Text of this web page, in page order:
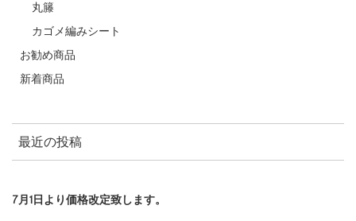
丸籐
カゴメ編みシート
お勧め商品
新着商品
最近の投稿
7月1日より価格改定致します。